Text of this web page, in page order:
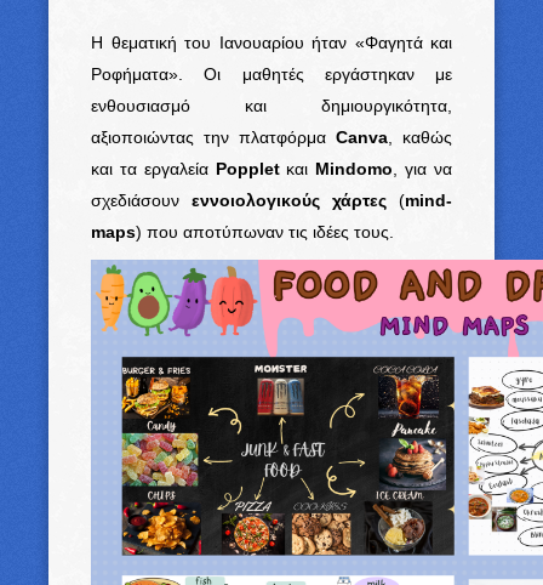
Η θεματική του Ιανουαρίου ήταν «Φαγητά και
Ροφήματα». Οι μαθητές εργάστηκαν με
ενθουσιασμό και δημιουργικότητα,
αξιοποιώντας την πλατφόρμα Canva , καθώς
και τα εργαλεία Poppletκαι Mindomo , για να
σχεδιάσουν εννοιολογικούς χάρτες (mind-
maps) που αποτύπωναν τις ιδέες τους.